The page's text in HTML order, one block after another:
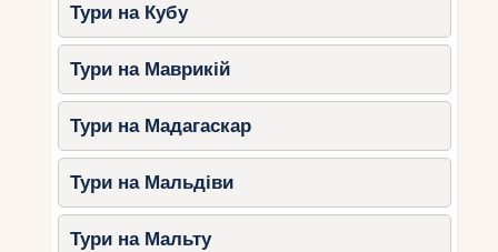
басейнами, анімаційними програмами та
дитячими клубами. Не забудьте відвідати
захоплюючі визначні пам’ятки Португалії, такі як
Сінтра, Белемська вежа та Замок Сан-Жоржу.
І звичайно ж, не пропустіть можливість
спробувати португальську кухню – вона не
тільки задовольнить маленьких гурманів, але і
стане справжнім відкриттям для всієї родини.
Тури на Кубу
Тури на Маврикій
Тури на Мадагаскар
Тури на Мальдіви
Тури на Мальту